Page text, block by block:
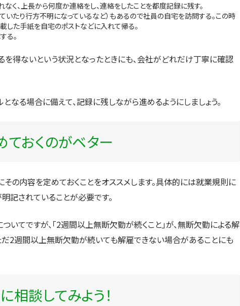
く、上長から何度か連絡をし、連絡をしたことを都度記録に残す。
たり行方不明になっているなど）もあるので社員の自宅を訪問する。この時
した手紙を自宅のポストなどに入れて帰る。
る。
を得ないという状況となったときにも、会社がどれだけ丁寧に確認
なる場合に備えて、記録に残しながら進めるようにしましょう。
おくのがベター
の内容を定めておくことをオススメします。具体的には就業規則に
明記されていることが必要です。
いてですが、「2週間以上無断欠勤が続くこと」が、無断欠勤による解
だ2週間以上無断欠勤が続いても解雇できない場合があることにも
相談してみよう！